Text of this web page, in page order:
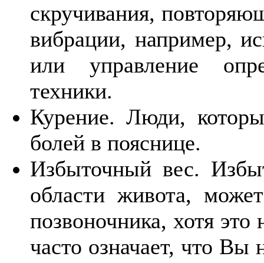
скручивания,
вибрации, например,
или управление
техники.
Курение. Люди,
болей в пояснице.
Избыточный вес.
области живота,
позвоночника, хотя
часто означает, что Вы